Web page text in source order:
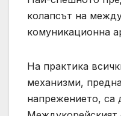
колапсът на
комуникационна
На практика
механизми,
напрежението, са